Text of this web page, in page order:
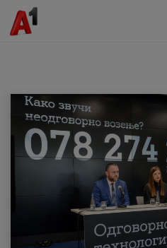
МК EN SQ
Деловни